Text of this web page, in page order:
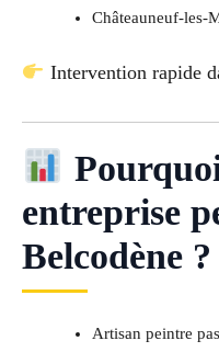
Châteauneuf-les-
Intervention rapide
entreprise
Belcodène ?
Artisan peintre